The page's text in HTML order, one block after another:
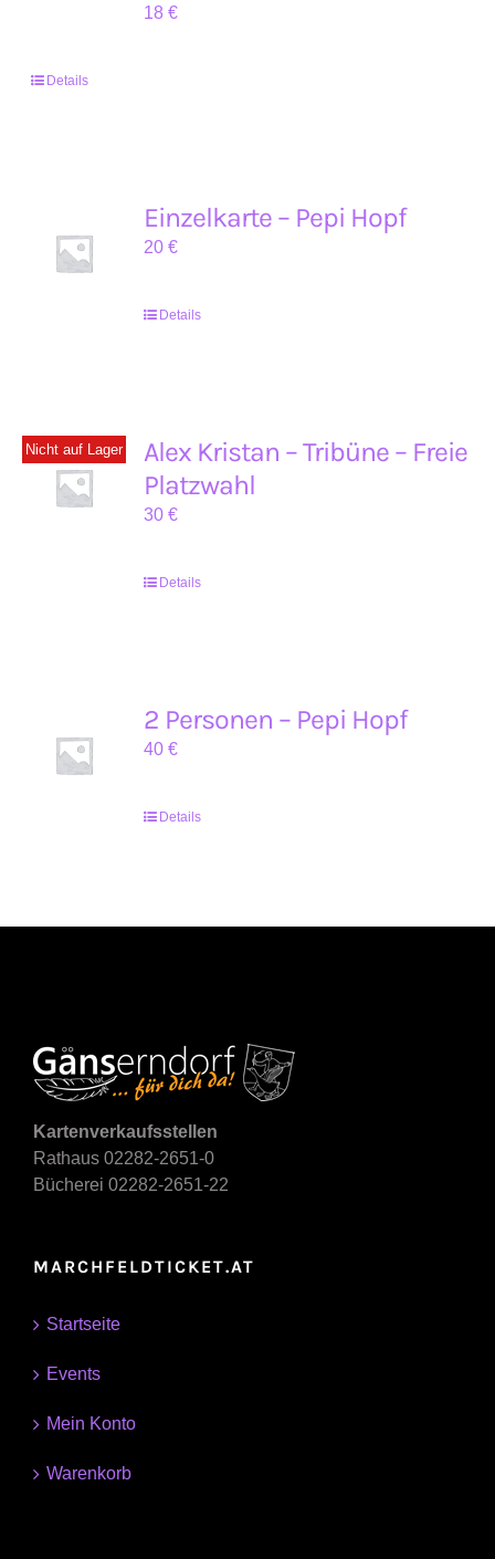
18€
Details
Einzelkarte – Pepi Hopf
20€
Details
Nicht auf Lager
Alex Kristan – Tribüne – Freie
Platzwahl
30€
Details
2 Personen – Pepi Hopf
40€
Details
Kartenverkaufsstellen
Rathaus 02282-2651-0
Bücherei 02282-2651-22
MARCHFELDTICKET.AT
Startseite
Events
Mein Konto
Warenkorb